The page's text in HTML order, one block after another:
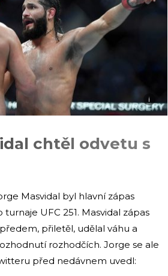
i
chtěl odvetu s
Masvidal byl hlavní zápas
UFC 251. Masvidal zápas
přiletěl, udělal váhu a
rozhodčích. Jorge se ale
před nedávnem uvedl: